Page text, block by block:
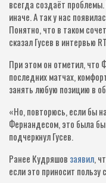
всегда создаёт
иначе. А так у нас
Понятно, что в таком
сказал Гусев в интервью
При этом он отметил, что
последних матчах,
занять любую позицию в
«Но, повторюсь, если бы
Фернандесом, это была
подчеркнул Гусев.
Ранее Кудряшов заявил,
если это приносит пользу